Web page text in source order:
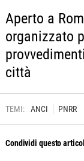
Aperto a
organizzato
città
TEMI: ANCI PNRR
Condividi questo